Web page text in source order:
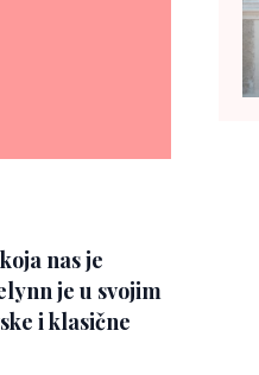
nas je
je u svojim
i klasične